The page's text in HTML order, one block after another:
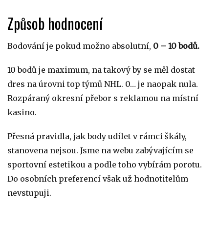
Způsob hodnocení
Bodování je pokud možno absolutní, 0 – 10 bodů.
10 bodů je maximum, na takový by se měl dostat
dres na úrovni top týmů NHL. 0… je naopak nula.
Rozpáraný okresní přebor s reklamou na místní
kasino.
Přesná pravidla, jak body udílet v rámci škály,
stanovena nejsou. Jsme na webu zabývajícím se
sportovní estetikou a podle toho vybírám porotu.
Do osobních preferencí však už hodnotitelům
nevstupuji.